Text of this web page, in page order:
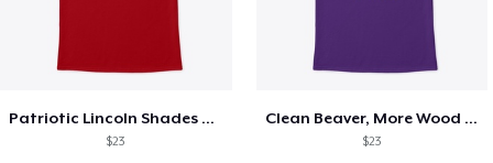
Patriotic Lincoln Shades Graphic Tee
$23
Clean Beaver, More Wood Tee
$23